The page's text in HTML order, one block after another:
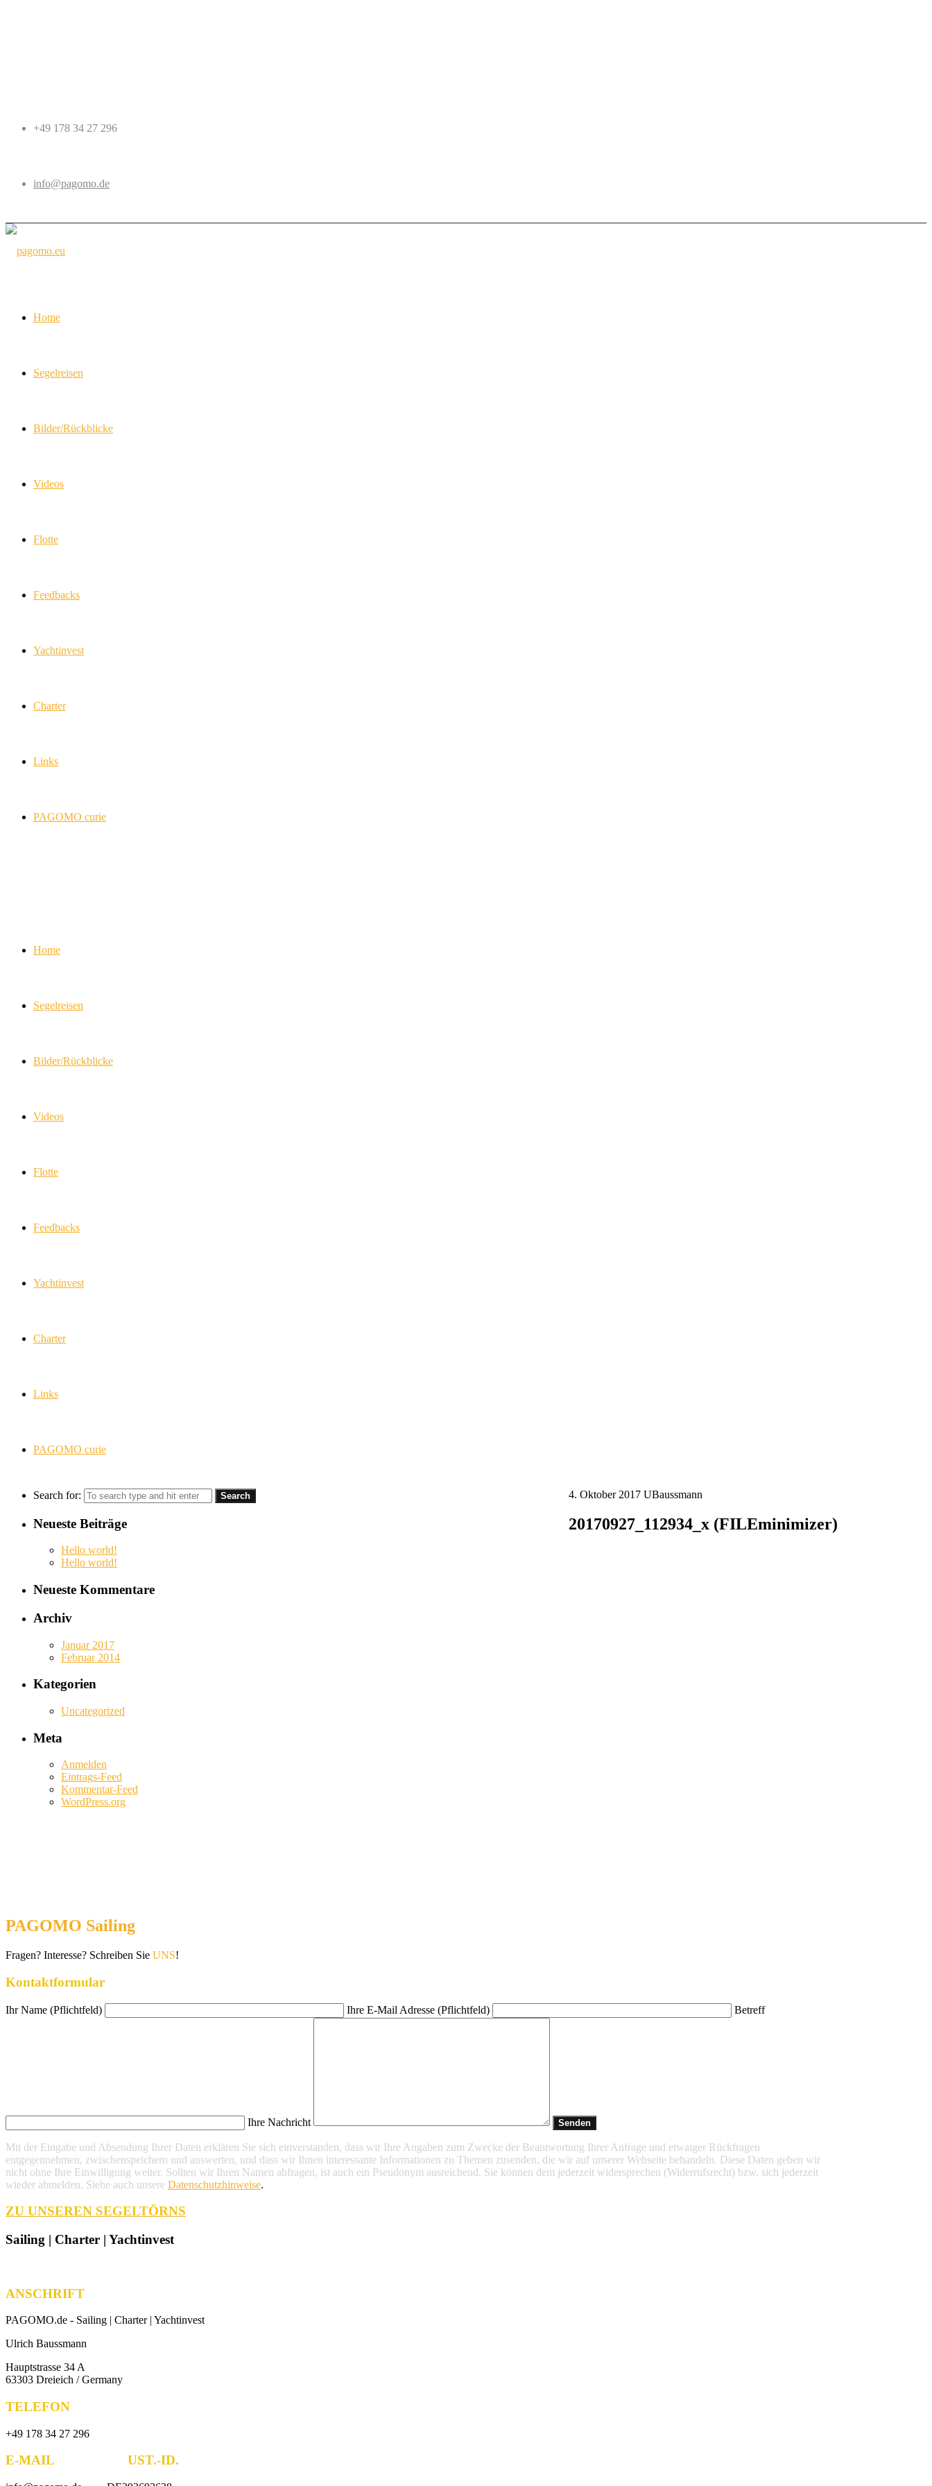
+49 178 34 27 296
info@pagomo.de
Home
Segelreisen
Bilder/Rückblicke
Videos
Flotte
Feedbacks
Yachtinvest
Charter
Links
PAGOMO curie
Home
Segelreisen
Bilder/Rückblicke
Videos
Flotte
Feedbacks
Yachtinvest
Charter
Links
PAGOMO curie
4. Oktober 2017 UBaussmann
20170927_112934_x (FILEminimizer)
Search for:
Neueste Beiträge
Hello world!
Hello world!
Neueste Kommentare
Archiv
Januar 2017
Februar 2014
Kategorien
Uncategorized
Meta
Anmelden
Eintrags-Feed
Kommentar-Feed
WordPress.org
PAGOMO Sailing
Fragen? Interesse? Schreiben Sie UNS!
Kontaktformular
Ihr Name (Pflichtfeld) Ihre E-Mail Adresse (Pflichtfeld) Betreff
Ihre Nachricht
Mit der Eingabe und Absendung Ihrer Daten erklären Sie sich einverstanden, dass wir Ihre Angaben zum Zwecke der Beantwortung Ihrer Anfrage und etwaiger Rückfragen
entgegennehmen, zwischenspeichern und auswerten, und dass wir Ihnen interessante Informationen zu Themen zusenden, die wir auf unserer Webseite behandeln. Diese Daten geben wir
nicht ohne Ihre Einwilligung weiter. Sollten wir Ihren Namen abfragen, ist auch ein Pseudonym ausreichend. Sie können dem jederzeit widersprechen (Widerrufsrecht) bzw. sich jederzeit
wieder abmelden. Siehe auch unsere Datenschutzhinweise.
ZU UNSEREN SEGELTÖRNS
Sailing | Charter | Yachtinvest
ANSCHRIFT
PAGOMO.de - Sailing | Charter | Yachtinvest
Ulrich Baussmann
Hauptstrasse 34 A
63303 Dreieich / Germany
TELEFON
+49 178 34 27 296
E-MAIL UST.-ID.